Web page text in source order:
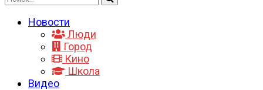
Новости
Люди
Город
Кино
Школа
Видео